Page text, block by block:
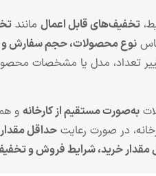
تخفیف‌های قابل اعمال مانند
نوع محصولات، حجم سفارش و
تعداد، مدل یا مشخصات
به‌صورت مستقیم از کارخانه و
در صورت رعایت حداقل
مقدار خرید، شرایط فروش و